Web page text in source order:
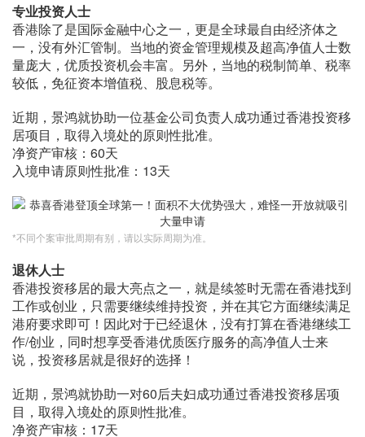
专业投资人士
香港除了是国际金融中心之一，更是全球最自由经济体之
一，没有外汇管制。当地的资金管理规模及超高净值人士数
量庞大，优质投资机会丰富。另外，当地的税制简单、税率
较低，免征资本增值税、股息税等。
近期，景鸿就协助一位基金公司负责人成功通过香港投资移
居项目，取得入境处的原则性批准。
净资产审核：60天
入境申请原则性批准：13天
*不同个案审批周期有别，请以实际周期为准。
退休人士
香港投资移居的最大亮点之一，就是续签时无需在香港找到
工作或创业，只需要继续维持投资，并在其它方面继续满足
港府要求即可！因此对于已经退休，没有打算在香港继续工
作/创业，同时想享受香港优质医疗服务的高净值人士来
说，投资移居就是很好的选择！
近期，景鸿就协助一对60后夫妇成功通过香港投资移居项
目，取得入境处的原则性批准。
净资产审核：17天